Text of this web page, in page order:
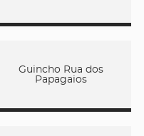
Guincho Rua dos
Papagaios